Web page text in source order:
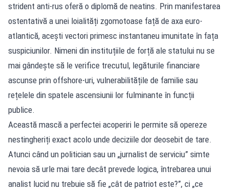
strident anti-rus oferă o diplomă de neatins. Prin manifestarea
ostentativă a unei loialități zgomotoase față de axa euro-
atlantică, acești vectori primesc instantaneu imunitate în fața
suspiciunilor. Nimeni din instituțiile de forță ale statului nu se
mai gândește să le verifice trecutul, legăturile financiare
ascunse prin offshore-uri, vulnerabilitățile de familie sau
rețelele din spatele ascensiunii lor fulminante în funcții
publice.
Această mască a perfectei acoperiri le permite să opereze
nestingheriți exact acolo unde deciziile dor deosebit de tare.
Atunci când un politician sau un „jurnalist de serviciu” simte
nevoia să urle mai tare decât prevede logica, întrebarea unui
analist lucid nu trebuie să fie „cât de patriot este?”, ci „ce